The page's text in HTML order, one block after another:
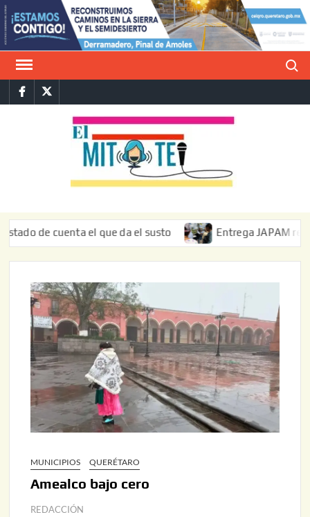
Saltar
al
contenido
FacebookTwitter
cuenta el que da el susto Entrega JAPAM
MUNICIPIOS QUERÉTARO
Amealco bajo cero
REDACCIÓN